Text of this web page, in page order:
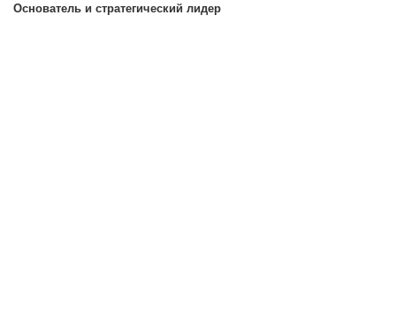
Основатель и стратегический лидер